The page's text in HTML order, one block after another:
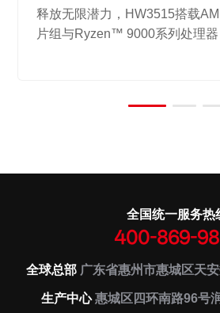
释放无限潜力，HW3515搭载
片组与Ryzen™ 9000系列处理器
全国统一服务热
400-869-
全球总部广东省惠州市惠城区天
生产中心惠城区四环南路96号